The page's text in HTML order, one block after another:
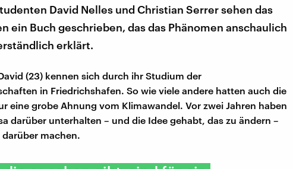
David Nelles und Christian Serrer sehen das
ein Buch geschrieben, das das Phänomen anschaulich
erklärt.
(23) kennen sich durch ihr Studium der
in Friedrichshafen. So wie viele andere hatten auch die
eine grobe Ahnung vom Klimawandel. Vor zwei Jahren haben
darüber unterhalten – und die Idee gehabt, das zu ändern –
machen.